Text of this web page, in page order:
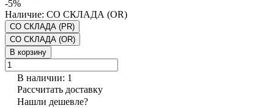
-5%
Наличие: СО СКЛАДА (OR)
СО СКЛАДА (PR)
СО СКЛАДА (OR)
В корзину
В наличии: 1
Рассчитать доставку
Нашли дешевле?